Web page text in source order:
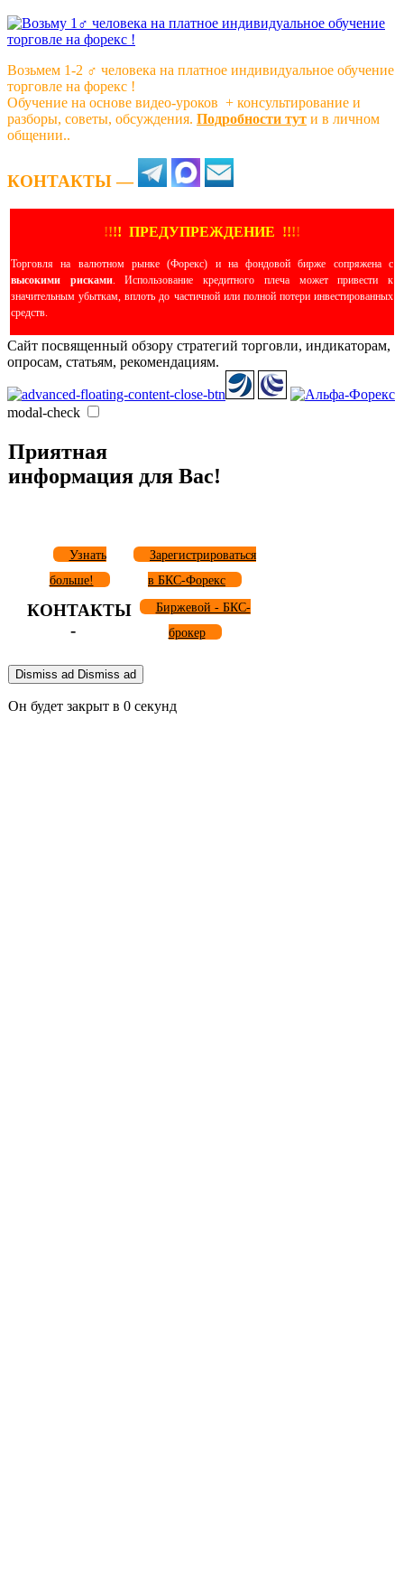
Возьмем 1-2 ‍♂️ человека на платное индивидуальное обучение
торговле на форекс !
Обучение на основе видео-уроков ️ + консультирование и
разборы, советы, обсуждения. Подробности тут и в личном
общении..
КОНТАКТЫ —
!!!! ПРЕДУПРЕЖДЕНИЕ !!!!
Торговля на валютном рынке (Форекс) и на фондовой бирже сопряжена с
высокими рисками. Использование кредитного плеча может привести к
значительным убыткам, вплоть до частичной или полной потери инвестированных
средств.
Сайт посвященный обзору стратегий торговли, индикаторам,
опросам, статьям, рекомендациям.
modal-check
Приятная
информация для Вас!
Узнать
больше!
Зарегистрироваться
в БКС-Форекс
КОНТАКТЫ
-
Биржевой - БКС-
брокер
Dismiss ad Dismiss ad
Он будет закрыт в 0 секунд